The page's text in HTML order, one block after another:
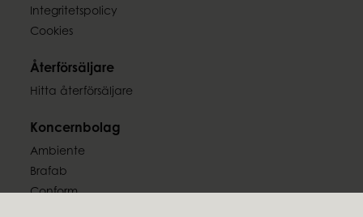
Integritetspolicy
Cookies
Återförsäljare
Hitta återförsäljare
Koncernbolag
Ambiente
Brafab
Conform